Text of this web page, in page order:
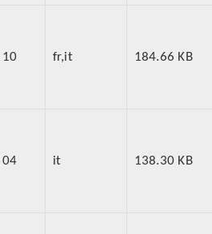
fr,it 184.66 KB
it 138.30 KB